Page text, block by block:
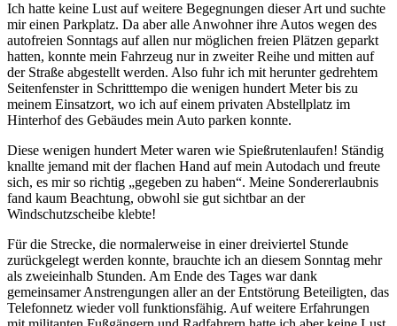
Ich hatte keine Lust auf weitere Begegnungen dieser Art und suchte
mir einen Parkplatz. Da aber alle Anwohner ihre Autos wegen des
autofreien Sonntags auf allen nur möglichen freien Plätzen geparkt
hatten, konnte mein Fahrzeug nur in zweiter Reihe und mitten auf
der Straße abgestellt werden. Also fuhr ich mit herunter gedrehtem
Seitenfenster in Schritttempo die wenigen hundert Meter bis zu
meinem Einsatzort, wo ich auf einem privaten Abstellplatz im
Hinterhof des Gebäudes mein Auto parken konnte.
Diese wenigen hundert Meter waren wie Spießrutenlaufen! Ständig
knallte jemand mit der flachen Hand auf mein Autodach und freute
sich, es mir so richtig
gegeben zu haben . Meine Sondererlaubnis
fand kaum Beachtung, obwohl sie gut sichtbar an der
Windschutzscheibe klebte!
Für die Strecke, die normalerweise in einer dreiviertel Stunde
zurückgelegt werden konnte, brauchte ich an diesem Sonntag mehr
als zweieinhalb Stunden. Am Ende des Tages war dank
gemeinsamer Anstrengungen aller an der Entstörung Beteiligten, das
Telefonnetz wieder voll funktionsfähig. Auf weitere Erfahrungen